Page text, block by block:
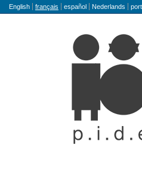
Langue
English français español Nederlands